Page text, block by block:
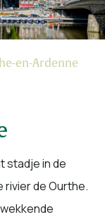
en-Ardenne
stadje in de
rivier de Ourthe.